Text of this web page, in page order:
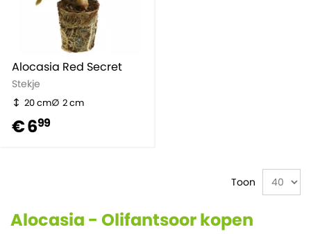
Alocasia Red Secret
Stekje
20 cm 2 cm
€ 699
Toon
Alocasia - Olifantsoor kopen